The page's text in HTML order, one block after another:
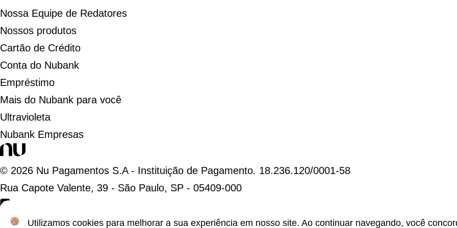
Nossa Equipe de Redatores
Nossos produtos
Cartão de Crédito
Conta do Nubank
Empréstimo
Mais do Nubank para você
Ultravioleta
Nubank Empresas
© 2026 Nu Pagamentos S.A - Instituição de Pagamento. 18.236.120/0001-58
Rua Capote Valente, 39 - São Paulo, SP - 05409-000
Utilizamos cookies para melhorar a sua experiência em nosso site. Ao continuar navegando, você